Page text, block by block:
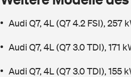
Audi Q7, 4L (Q7 4.2 FSI), 257
Audi Q7, 4L (Q7 3.0 TDI), 171
Audi Q7, 4L (Q7 3.0 TDI), 155